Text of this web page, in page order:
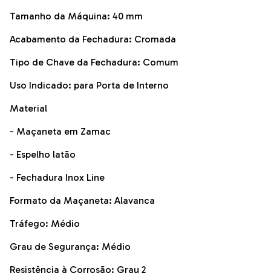
Tamanho da Máquina: 40 mm
Acabamento da Fechadura: Cromada
Tipo de Chave da Fechadura: Comum
Uso Indicado: para Porta de Interno
Material
- Maçaneta em Zamac
- Espelho latão
- Fechadura Inox Line
Formato da Maçaneta: Alavanca
Tráfego: Médio
Grau de Segurança: Médio
Resistência à Corrosão: Grau 2